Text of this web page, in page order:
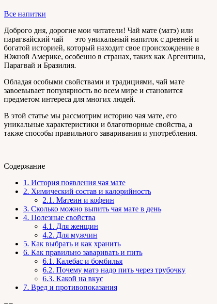
Все напитки
Доброго дня, дорогие мои читатели! Чай мате (матэ) или
парагвайский чай — это уникальный напиток с древней и
богатой историей, который находит свое происхождение в
Южной Америке, особенно в странах, таких как Аргентина,
Парагвай и Бразилия.
Обладая особыми свойствами и традициями, чай мате
завоевывает популярность во всем мире и становится
предметом интереса для многих людей.
В этой статье мы рассмотрим историю чая мате, его
уникальные характеристики и благотворные свойства, а
также способы правильного заваривания и употребления.
Содержание
1. История появления чая мате
2. Химический состав и калорийность
2.1. Матеин и кофеин
3. Сколько можно выпить чая мате в день
4. Полезные свойства
4.1. Для женщин
4.2. Для мужчин
5. Как выбрать и как хранить
6. Как правильно заваривать и пить
6.1. Калебас и бомбилья
6.2. Почему матэ надо пить через трубочку
6.3. Какой на вкус
7. Вред и противопоказания